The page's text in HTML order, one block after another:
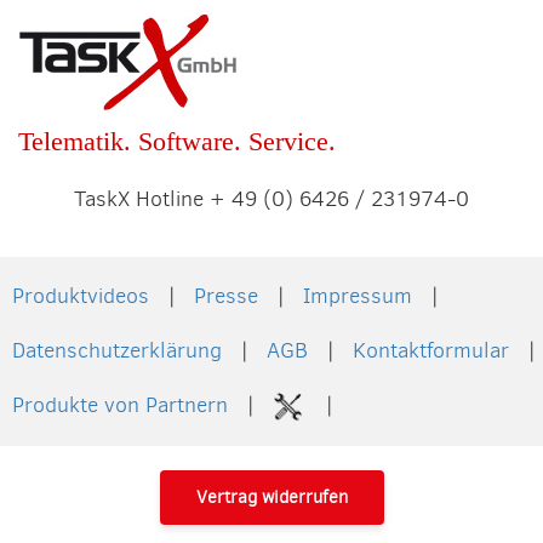
Telematik. Software. Service.
TaskX Hotline + 49 (0) 6426 / 231974-0
Produktvideos Presse
Impressum
Datenschutzerklärung
AGB
Kontaktformular
Produkte von Partnern
Vertrag widerrufen